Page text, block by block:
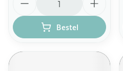
Bestel